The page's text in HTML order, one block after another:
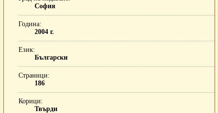
София
Година
2004 г.
Език
Български
Страници
186
Корици
Твърди